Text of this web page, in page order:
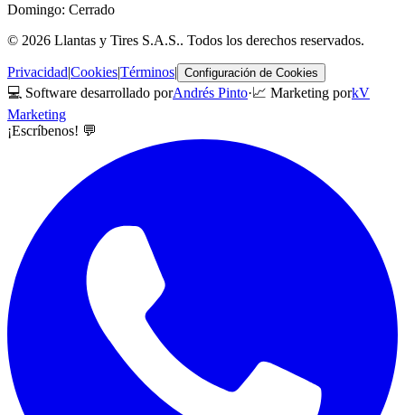
Domingo: Cerrado
© 2026 Llantas y Tires S.A.S.. Todos los derechos reservados.
Privacidad|Cookies|Términos| Configuración de Cookies
💻 Software desarrollado porAndrés Pinto·📈 Marketing porkV
Marketing
¡Escríbenos! 💬